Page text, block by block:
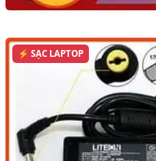
⚡ SẠC LAPTOP